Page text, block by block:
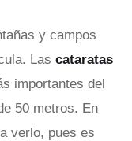
y campos
Las cataratas
importantes del
50 metros. En
verlo, pues es